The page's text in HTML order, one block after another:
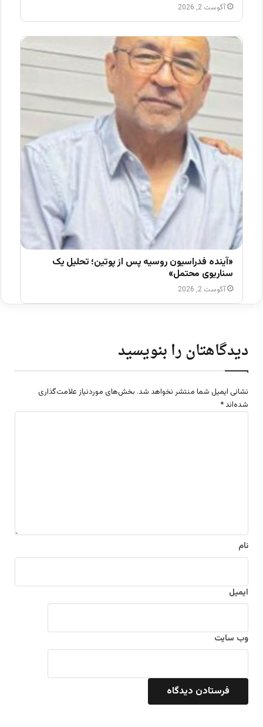
آگوست 2, 2026
«آینده فدراسیون روسیه پس از پوتین؛ تحلیل یک
سناریوی محتمل»
آگوست 2, 2026
دیدگاهتان را بنویسید
نشانی ایمیل شما منتشر نخواهد شد. بخش‌های موردنیاز علامت‌گذاری
شده‌اند *
نام
ایمیل
وب‌ سایت